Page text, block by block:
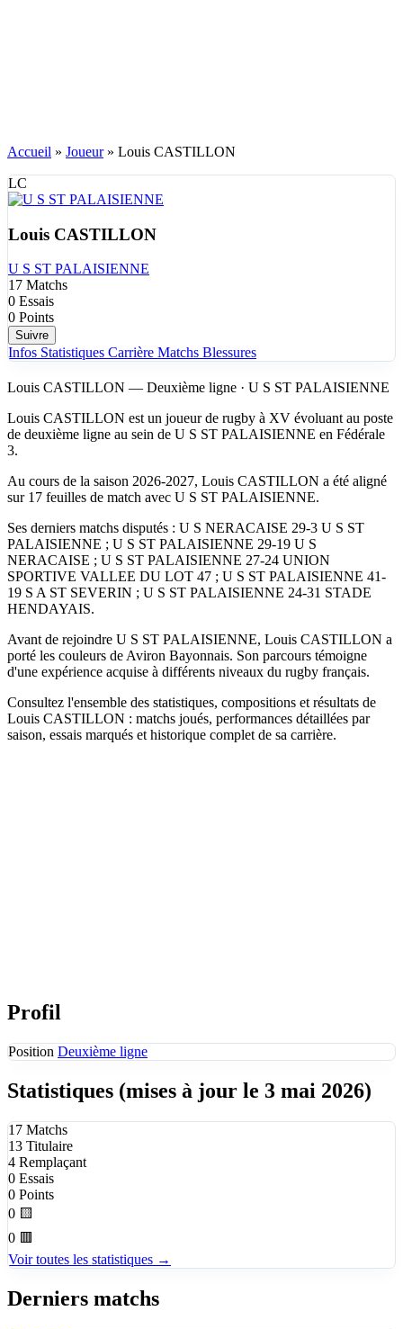
Accueil » Joueur» Louis CASTILLON
LC
Louis CASTILLON
U S ST PALAISIENNE
17 Matchs
0 Essais
0 Points
Suivre
Infos Statistiques Carrière Matchs Blessures
Louis CASTILLON — Deuxième ligne · U S ST PALAISIENNE
Louis CASTILLON est un joueur de rugby à XV évoluant au poste
de deuxième ligne au sein de U S ST PALAISIENNE en Fédérale
3.
Au cours de la saison 2026-2027, Louis CASTILLON a été aligné
sur 17 feuilles de match avec U S ST PALAISIENNE.
Ses derniers matchs disputés : U S NERACAISE 29-3 U S ST
PALAISIENNE ; U S ST PALAISIENNE 29-19 U S
NERACAISE ; U S ST PALAISIENNE 27-24 UNION
SPORTIVE VALLEE DU LOT 47 ; U S ST PALAISIENNE 41-
19 S A ST SEVERIN ; U S ST PALAISIENNE 24-31 STADE
HENDAYAIS.
Avant de rejoindre U S ST PALAISIENNE, Louis CASTILLON a
porté les couleurs de Aviron Bayonnais. Son parcours témoigne
d'une expérience acquise à différents niveaux du rugby français.
Consultez l'ensemble des statistiques, compositions et résultats de
Louis CASTILLON : matchs joués, performances détaillées par
saison, essais marqués et historique complet de sa carrière.
Profil
Position Deuxième ligne
Statistiques (mises à jour le 3 mai 2026)
17 Matchs
13 Titulaire
4 Remplaçant
0 Essais
0 Points
0 🟨
0 🟥
Voir toutes les statistiques →
Derniers matchs